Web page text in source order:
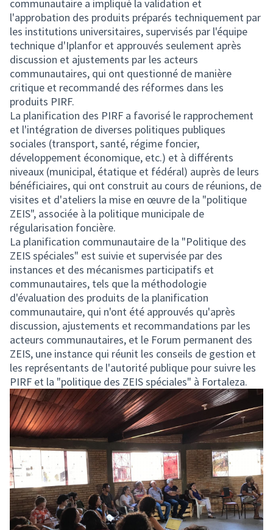
communautaire a impliqué la validation et
l'approbation des produits préparés techniquement par
les institutions universitaires, supervisés par l'équipe
technique d'Iplanfor et approuvés seulement après
discussion et ajustements par les acteurs
communautaires, qui ont questionné de manière
critique et recommandé des réformes dans les
produits PIRF.
La planification des PIRF a favorisé le rapprochement
et l'intégration de diverses politiques publiques
sociales (transport, santé, régime foncier,
développement économique, etc.) et à différents
niveaux (municipal, étatique et fédéral) auprès de leurs
bénéficiaires, qui ont construit au cours de réunions, de
visites et d'ateliers la mise en œuvre de la "politique
ZEIS", associée à la politique municipale de
régularisation foncière.
La planification communautaire de la "Politique des
ZEIS spéciales" est suivie et supervisée par des
instances et des mécanismes participatifs et
communautaires, tels que la méthodologie
d'évaluation des produits de la planification
communautaire, qui n'ont été approuvés qu'après
discussion, ajustements et recommandations par les
acteurs communautaires, et le Forum permanent des
ZEIS, une instance qui réunit les conseils de gestion et
les représentants de l'autorité publique pour suivre les
PIRF et la "politique des ZEIS spéciales" à Fortaleza.